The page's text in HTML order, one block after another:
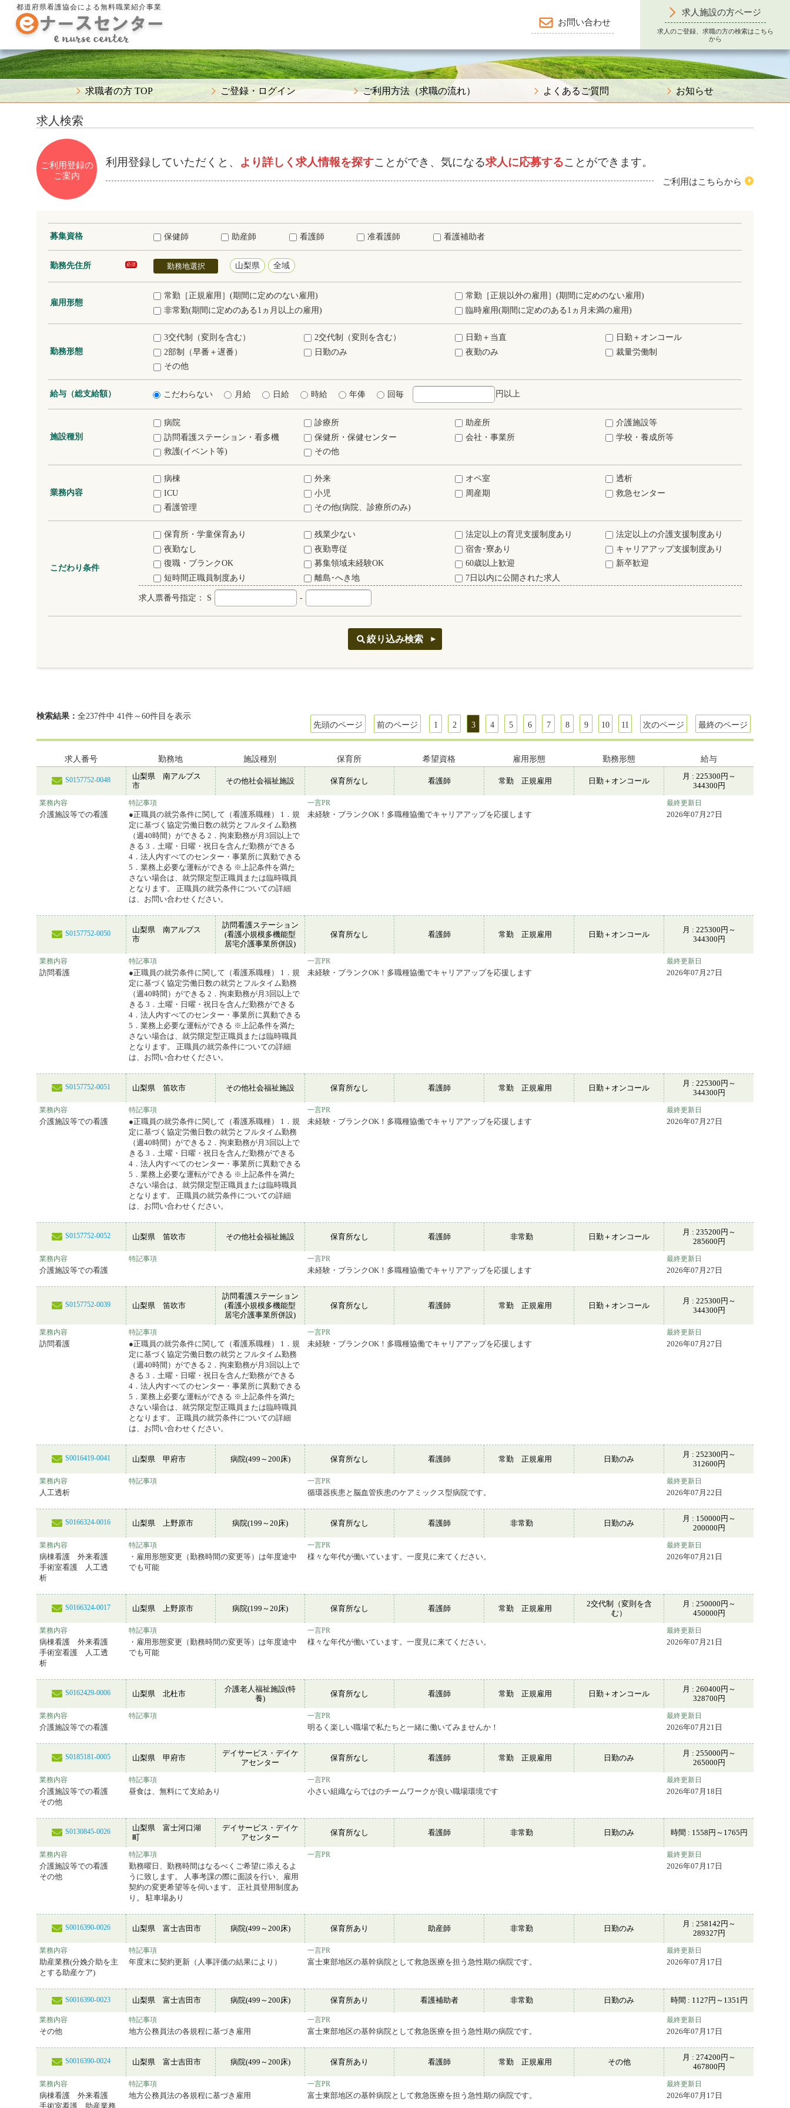
都道府県看護協会による無料職業紹介事業
お問い合わせ
求人施設の方ページ
求人のご登録、求職の方の検索はこちら
から
求職者の方 TOP ご登録・ログイン ご利用方法（求職の流れ） よくあるご質問 お知らせ
求人検索
ご利用登録の
ご案内
利用登録していただくと、 より詳しく求人情報を探すことができ、気になる求人に応募することができます。
ご利用はこちらから
募集資格 保健師 助産師 看護師 准看護師 看護補助者
勤務先住所 必須 勤務地選択 山梨県 全域
雇用形態
常勤［正規雇用］(期間に定めのない雇用)
常勤［正規以外の雇用］(期間に定めのない雇用)
非常勤(期間に定めのある1ヵ月以上の雇用)
臨時雇用(期間に定めのある1ヵ月未満の雇用)
勤務形態
3交代制（変則を含む） 2交代制（変則を含む） 日勤＋当直
日勤＋オンコール
2部制（早番＋遅番）
日勤のみ 夜勤のみ
裁量労働制
その他
給与（総支給額） こだわらない 月給 日給 時給 年俸 回毎 円以上
施設種別
病院 診療所 助産所
介護施設等
訪問看護ステーション・看多機
保健所・保健センター 会社・事業所
学校・養成所等
救護(イベント等)
その他
業務内容
病棟 外来 オペ室
透析
ICU
小児 周産期
救急センター
看護管理
その他(病院、診療所のみ)
こだわり条件
保育所・学童保育あり 残業少ない 法定以上の育児支援制度あり
法定以上の介護支援制度あり
夜勤なし
夜勤専従 宿舎･寮あり
キャリアアップ支援制度あり
復職・ブランクOK
募集領域未経験OK 60歳以上歓迎
新卒歓迎
短時間正職員制度あり
離島･へき地 7日以内に公開された求人
求人票番号指定： S -
検索結果： 全237件中 41件～60件目を表示
先頭のページ
前のページ 1 2 3 4 5 6 7 8 9 10 11 次のページ 最終のページ
求人番号 勤務地 施設種別 保育所 希望資格 雇用形態 勤務形態 給与
S0157752-0048
山梨県 南アルプス
市
その他社会福祉施設 保育所なし 看護師 常勤 正規雇用 日勤＋オンコール
月 : 225300円～
344300円
業務内容
介護施設等での看護
特記事項
●正職員の就労条件に関して（看護系職種） 1．規
定に基づく協定労働日数の就労とフルタイム勤務
（週40時間）ができる 2．拘束勤務が月3回以上で
きる 3．土曜・日曜・祝日を含んだ勤務ができる
4．法人内すべてのセンター・事業所に異動できる
5．業務上必要な運転ができる ※上記条件を満た
さない場合は、就労限定型正職員または臨時職員
となります。 正職員の就労条件についての詳細
は、お問い合わせください。
一言PR
未経験・ブランクOK！多職種協働でキャリアアップを応援します
最終更新日
2026年07月27日
S0157752-0050
山梨県 南アルプス
市
訪問看護ステーション
(看護小規模多機能型
居宅介護事業所併設)
保育所なし 看護師 常勤 正規雇用 日勤＋オンコール
月 : 225300円～
344300円
業務内容
訪問看護
特記事項
●正職員の就労条件に関して（看護系職種） 1．規
定に基づく協定労働日数の就労とフルタイム勤務
（週40時間）ができる 2．拘束勤務が月3回以上で
きる 3．土曜・日曜・祝日を含んだ勤務ができる
4．法人内すべてのセンター・事業所に異動できる
5．業務上必要な運転ができる ※上記条件を満た
さない場合は、就労限定型正職員または臨時職員
となります。 正職員の就労条件についての詳細
は、お問い合わせください。
一言PR
未経験・ブランクOK！多職種協働でキャリアアップを応援します
最終更新日
2026年07月27日
S0157752-0051 山梨県 笛吹市 その他社会福祉施設 保育所なし 看護師 常勤 正規雇用 日勤＋オンコール
月 : 225300円～
344300円
業務内容
介護施設等での看護
特記事項
●正職員の就労条件に関して（看護系職種） 1．規
定に基づく協定労働日数の就労とフルタイム勤務
（週40時間）ができる 2．拘束勤務が月3回以上で
きる 3．土曜・日曜・祝日を含んだ勤務ができる
4．法人内すべてのセンター・事業所に異動できる
5．業務上必要な運転ができる ※上記条件を満た
さない場合は、就労限定型正職員または臨時職員
となります。 正職員の就労条件についての詳細
は、お問い合わせください。
一言PR
未経験・ブランクOK！多職種協働でキャリアアップを応援します
最終更新日
2026年07月27日
S0157752-0052 山梨県 笛吹市 その他社会福祉施設 保育所なし 看護師 非常勤 日勤＋オンコール
月 : 235200円～
285600円
業務内容
介護施設等での看護
特記事項 一言PR
未経験・ブランクOK！多職種協働でキャリアアップを応援します
最終更新日
2026年07月27日
S0157752-0039 山梨県 笛吹市
訪問看護ステーション
(看護小規模多機能型
居宅介護事業所併設)
保育所なし 看護師 常勤 正規雇用 日勤＋オンコール
月 : 225300円～
344300円
業務内容
訪問看護
特記事項
●正職員の就労条件に関して（看護系職種） 1．規
定に基づく協定労働日数の就労とフルタイム勤務
（週40時間）ができる 2．拘束勤務が月3回以上で
きる 3．土曜・日曜・祝日を含んだ勤務ができる
4．法人内すべてのセンター・事業所に異動できる
5．業務上必要な運転ができる ※上記条件を満た
さない場合は、就労限定型正職員または臨時職員
となります。 正職員の就労条件についての詳細
は、お問い合わせください。
一言PR
未経験・ブランクOK！多職種協働でキャリアアップを応援します
最終更新日
2026年07月27日
S0016419-0041 山梨県 甲府市 病院(499～200床) 保育所なし 看護師 常勤 正規雇用 日勤のみ
月 : 252300円～
312600円
業務内容
人工透析
特記事項 一言PR
循環器疾患と脳血管疾患のケアミックス型病院です。
最終更新日
2026年07月22日
S0166324-0016 山梨県 上野原市 病院(199～20床) 保育所なし 看護師 非常勤 日勤のみ
月 : 150000円～
200000円
業務内容
病棟看護 外来看護
手術室看護 人工透
析
特記事項
・雇用形態変更（勤務時間の変更等）は年度途中
でも可能
一言PR
様々な年代が働いています。一度見に来てください。
最終更新日
2026年07月21日
S0166324-0017 山梨県 上野原市 病院(199～20床) 保育所なし 看護師 常勤 正規雇用
2交代制（変則を含
む）
月 : 250000円～
450000円
業務内容
病棟看護 外来看護
手術室看護 人工透
析
特記事項
・雇用形態変更（勤務時間の変更等）は年度途中
でも可能
一言PR
様々な年代が働いています。一度見に来てください。
最終更新日
2026年07月21日
S0162429-0006 山梨県 北杜市
介護老人福祉施設(特
養)
保育所なし 看護師 常勤 正規雇用 日勤＋オンコール
月 : 260400円～
328700円
業務内容
介護施設等での看護
特記事項 一言PR
明るく楽しい職場で私たちと一緒に働いてみませんか！
最終更新日
2026年07月21日
S0185181-0005 山梨県 甲府市
デイサービス・デイケ
アセンター
保育所なし 看護師 常勤 正規雇用 日勤のみ
月 : 255000円～
265000円
業務内容
介護施設等での看護
その他
特記事項
昼食は、無料にて支給あり
一言PR
小さい組織ならではのチームワークが良い職場環境です
最終更新日
2026年07月18日
S0130845-0026
山梨県 富士河口湖
町
デイサービス・デイケ
アセンター
保育所なし 看護師 非常勤 日勤のみ 時間 : 1558円～1765円
業務内容
介護施設等での看護
その他
特記事項
勤務曜日、勤務時間はなるべくご希望に添えるよ
うに致します。 人事考課の際に面談を行い、雇用
契約の変更希望等を伺います。 正社員登用制度あ
り。 駐車場あり
一言PR 最終更新日
2026年07月17日
S0016390-0026 山梨県 富士吉田市 病院(499～200床) 保育所あり 助産師 非常勤 日勤のみ
月 : 258142円～
289327円
業務内容
助産業務(分娩介助を主
とする助産ケア)
特記事項
年度末に契約更新（人事評価の結果により）
一言PR
富士東部地区の基幹病院として救急医療を担う急性期の病院です。
最終更新日
2026年07月17日
S0016390-0023 山梨県 富士吉田市 病院(499～200床) 保育所あり 看護補助者 非常勤 日勤のみ 時間 : 1127円～1351円
業務内容
その他
特記事項
地方公務員法の各規程に基づき雇用
一言PR
富士東部地区の基幹病院として救急医療を担う急性期の病院です。
最終更新日
2026年07月17日
S0016390-0024 山梨県 富士吉田市 病院(499～200床) 保育所あり 看護師 常勤 正規雇用 その他
月 : 274200円～
467800円
業務内容
病棟看護 外来看護
手術室看護 助産業務
特記事項
地方公務員法の各規程に基づき雇用
一言PR
富士東部地区の基幹病院として救急医療を担う急性期の病院です。
最終更新日
2026年07月17日